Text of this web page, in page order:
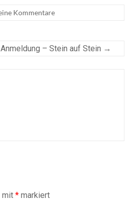
Kommentare
Anmeldung – Stein auf Stein →
mit * markiert